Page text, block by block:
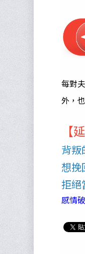
每對
外，
【
背
想挽
拒絕
感情